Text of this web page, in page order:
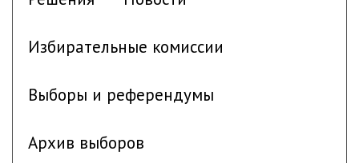
Избирательные комиссии
Выборы и референдумы
Архив выборов